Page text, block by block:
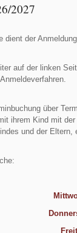
2027
dient der
auf der linken
über
ihrem Kind mit
und der